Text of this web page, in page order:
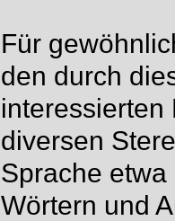
Für
den durch
interessierten
diversen
Sprache
Wörtern und